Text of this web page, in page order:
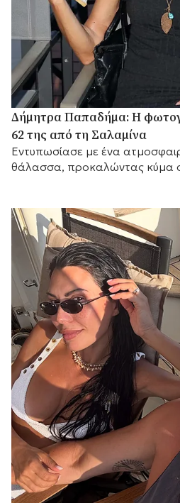
Δήμητρα Παπαδήμα: Η
62 της από τη Σαλαμίνα
Εντυπωσίασε με ένα
θάλασσα, προκαλώντας κύμα